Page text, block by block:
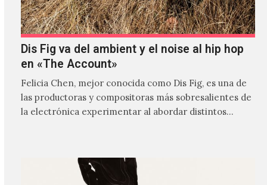
Dis Fig va del ambient y el noise al hip hop
en «The Account»
Felicia Chen, mejor conocida como Dis Fig, es una de
las productoras y compositoras más sobresalientes de
la electrónica experimentar al abordar distintos